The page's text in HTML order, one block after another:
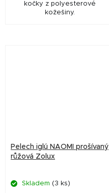
kočky z polyesterové
kožešiny.
Pelech iglú NAOMI prošívaný
růžová Zolux
Skladem (3 ks)